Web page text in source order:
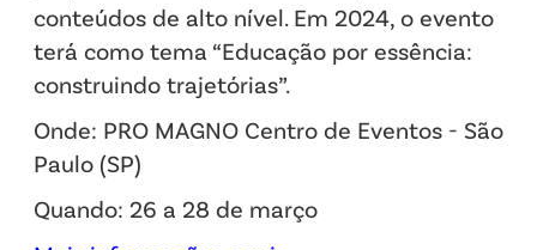
conteúdos de alto nível. Em 2024, o evento
terá como tema “Educação por essência:
construindo trajetórias”.
Onde: PRO MAGNO Centro de Eventos - São
Paulo (SP)
Quando: 26 a 28 de março